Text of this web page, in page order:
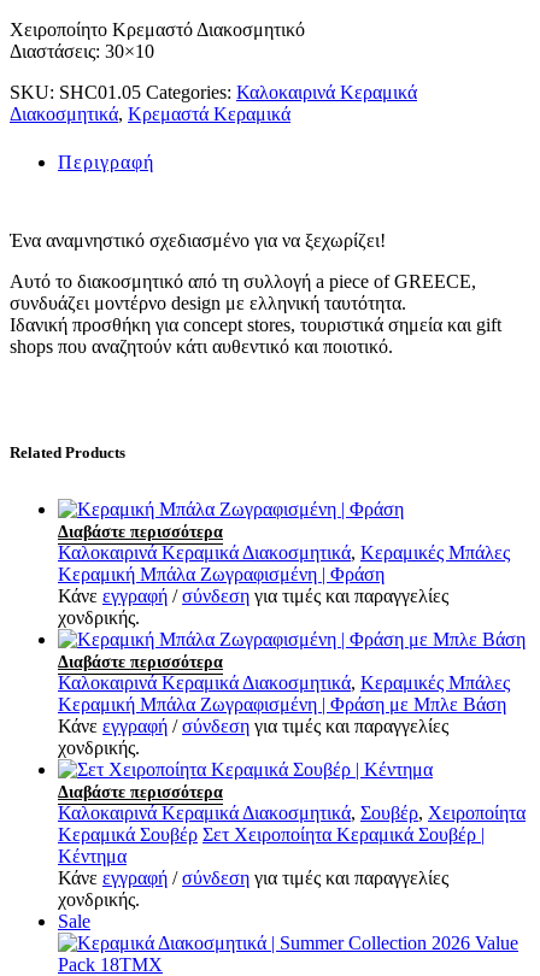
Χειροποίητο Κρεμαστό Διακοσμητικό
Διαστάσεις: 30×10
SKU: SHC01.05 Categories: Καλοκαιρινά Κεραμικά
Διακοσμητικά, Κρεμαστά Κεραμικά
Περιγραφή
Ένα αναμνηστικό σχεδιασμένο για να ξεχωρίζει!
Αυτό το διακοσμητικό από τη συλλογή a piece of GREECE,
συνδυάζει μοντέρνο design με ελληνική ταυτότητα.
Ιδανική προσθήκη για concept stores, τουριστικά σημεία και gift
shops που αναζητούν κάτι αυθεντικό και πoιοτικό.
Related Products
Διαβάστε περισσότερα
Καλοκαιρινά Κεραμικά Διακοσμητικά, Κεραμικές Μπάλες
Κεραμική Μπάλα Ζωγραφισμένη | Φράση
Κάνε εγγραφή /σύνδεση για τιμές και παραγγελίες
χονδρικής.
Διαβάστε περισσότερα
Καλοκαιρινά Κεραμικά Διακοσμητικά, Κεραμικές Μπάλες
Κεραμική Μπάλα Ζωγραφισμένη | Φράση με Μπλε Βάση
Κάνε εγγραφή /σύνδεση για τιμές και παραγγελίες
χονδρικής.
Διαβάστε περισσότερα
Καλοκαιρινά Κεραμικά Διακοσμητικά, Σουβέρ, Χειροποίητα
Κεραμικά Σουβέρ Σετ Χειροποίητα Κεραμικά Σουβέρ |
Κέντημα
Κάνε εγγραφή /σύνδεση για τιμές και παραγγελίες
χονδρικής.
Sale